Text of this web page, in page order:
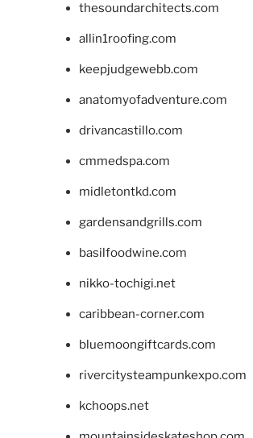
thesoundarchitects.com
allin1roofing.com
keepjudgewebb.com
anatomyofadventure.com
drivancastillo.com
cmmedspa.com
midletontkd.com
gardensandgrills.com
basilfoodwine.com
nikko-tochigi.net
caribbean-corner.com
bluemoongiftcards.com
rivercitysteampunkexpo.com
kchoops.net